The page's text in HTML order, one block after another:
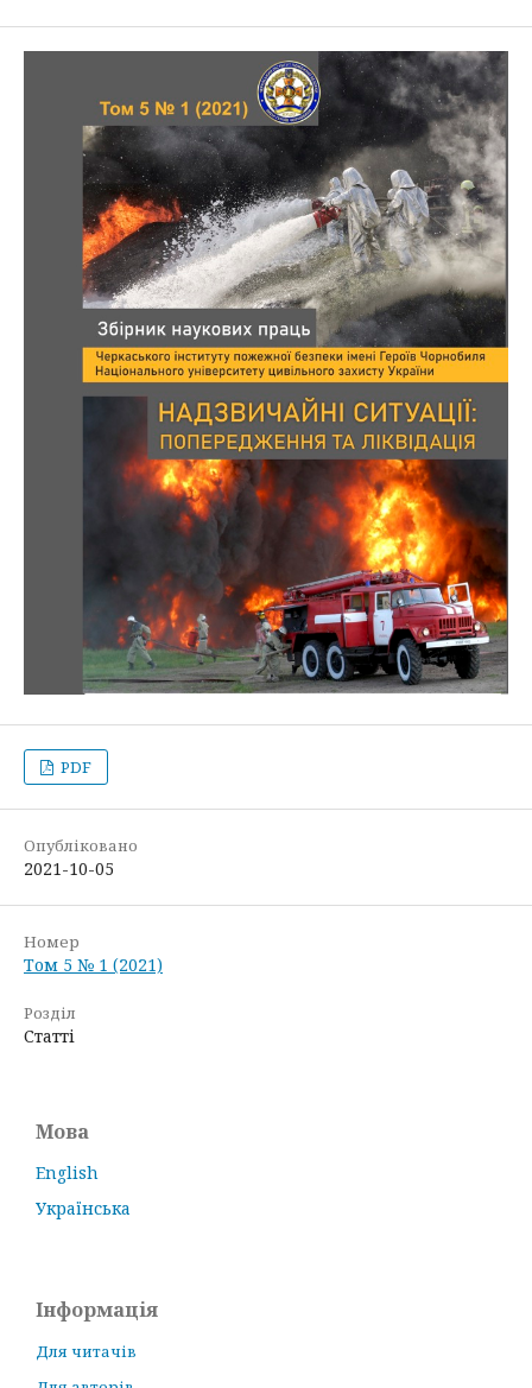
PDF
Опубліковано
2021-10-05
Номер
Том 5 № 1 (2021)
Розділ
Статті
Мова
English
Українська
Інформація
Для читачів